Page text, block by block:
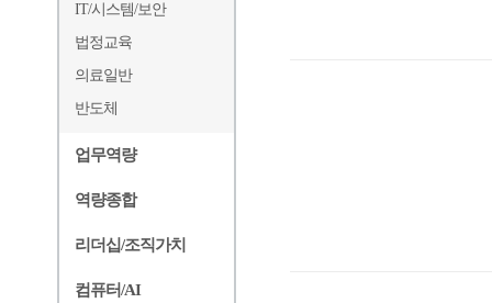
IT/시스템/보안
법정교육
의료일반
반도체
업무역량
역량종합
리더십/조직가치
컴퓨터/AI